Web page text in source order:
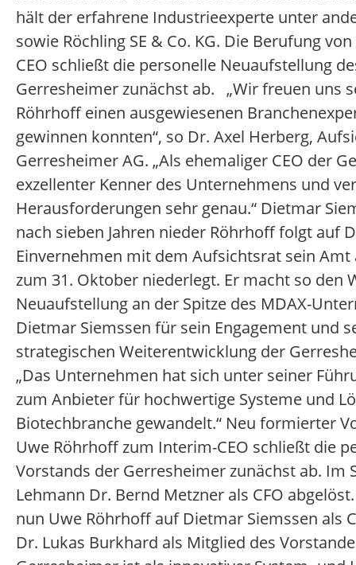
hält der erfahrene Industrieexperte unter
sowie Röchling SE & Co. KG. Die Berufung
CEO schließt die personelle Neuaufstellung
Gerresheimer zunächst ab. „Wir freuen uns
Röhrhoff einen ausgewiesenen
gewinnen konnten“, so Dr. Axel Herberg,
Gerresheimer AG. „Als ehemaliger CEO der
exzellenter Kenner des Unternehmens und
Herausforderungen sehr genau.“ Dietmar
nach sieben Jahren nieder Röhrhoff folgt auf
Einvernehmen mit dem Aufsichtsrat sein Amt
zum 31. Oktober niederlegt. Er macht so den
Neuaufstellung an der Spitze des MDAX-
Dietmar Siemssen für sein Engagement und
strategischen Weiterentwicklung der
„Das Unternehmen hat sich unter seiner
zum Anbieter für hochwertige Systeme und
Biotechbranche gewandelt.“ Neu formierter
Uwe Röhrhoff zum Interim-CEO schließt die
Vorstands der Gerresheimer zunächst ab. Im
Lehmann Dr. Bernd Metzner als CFO
nun Uwe Röhrhoff auf Dietmar Siemssen als
Dr. Lukas Burkhard als Mitglied des